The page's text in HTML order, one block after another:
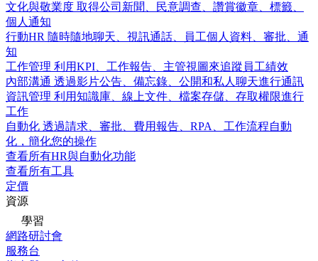
文化與敬業度 取得公司新聞、民意調查、讚賞徽章、標籤、
個人通知
行動HR 隨時隨地聊天、視訊通話、員工個人資料、審批、通
知
工作管理 利用KPI、工作報告、主管視圖來追蹤員工績效
內部溝通 透過影片公告、備忘錄、公開和私人聊天進行通訊
資訊管理 利用知識庫、線上文件、檔案存儲、存取權限進行
工作
自動化 透過請求、審批、費用報告、RPA、工作流程自動
化，簡化您的操作
查看所有HR與自動化功能
查看所有工具
定價
資源
學習
網路研討會
服務台